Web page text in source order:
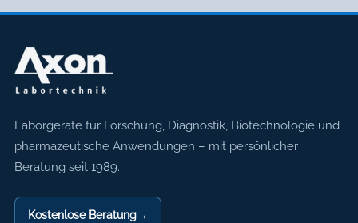
Axon Labortechnik
Laborgeräte für Forschung, Diagnostik, Biotechnologie und
pharmazeutische Anwendungen – mit persönlicher
Beratung seit 1989.
Kostenlose Beratung→